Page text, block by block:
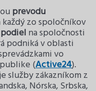
prevodu
zo spoločníkov
na spoločnosti
podniká v oblasti
vo
(Active24).
služby zákazníkom z
Nórska, Srbska,